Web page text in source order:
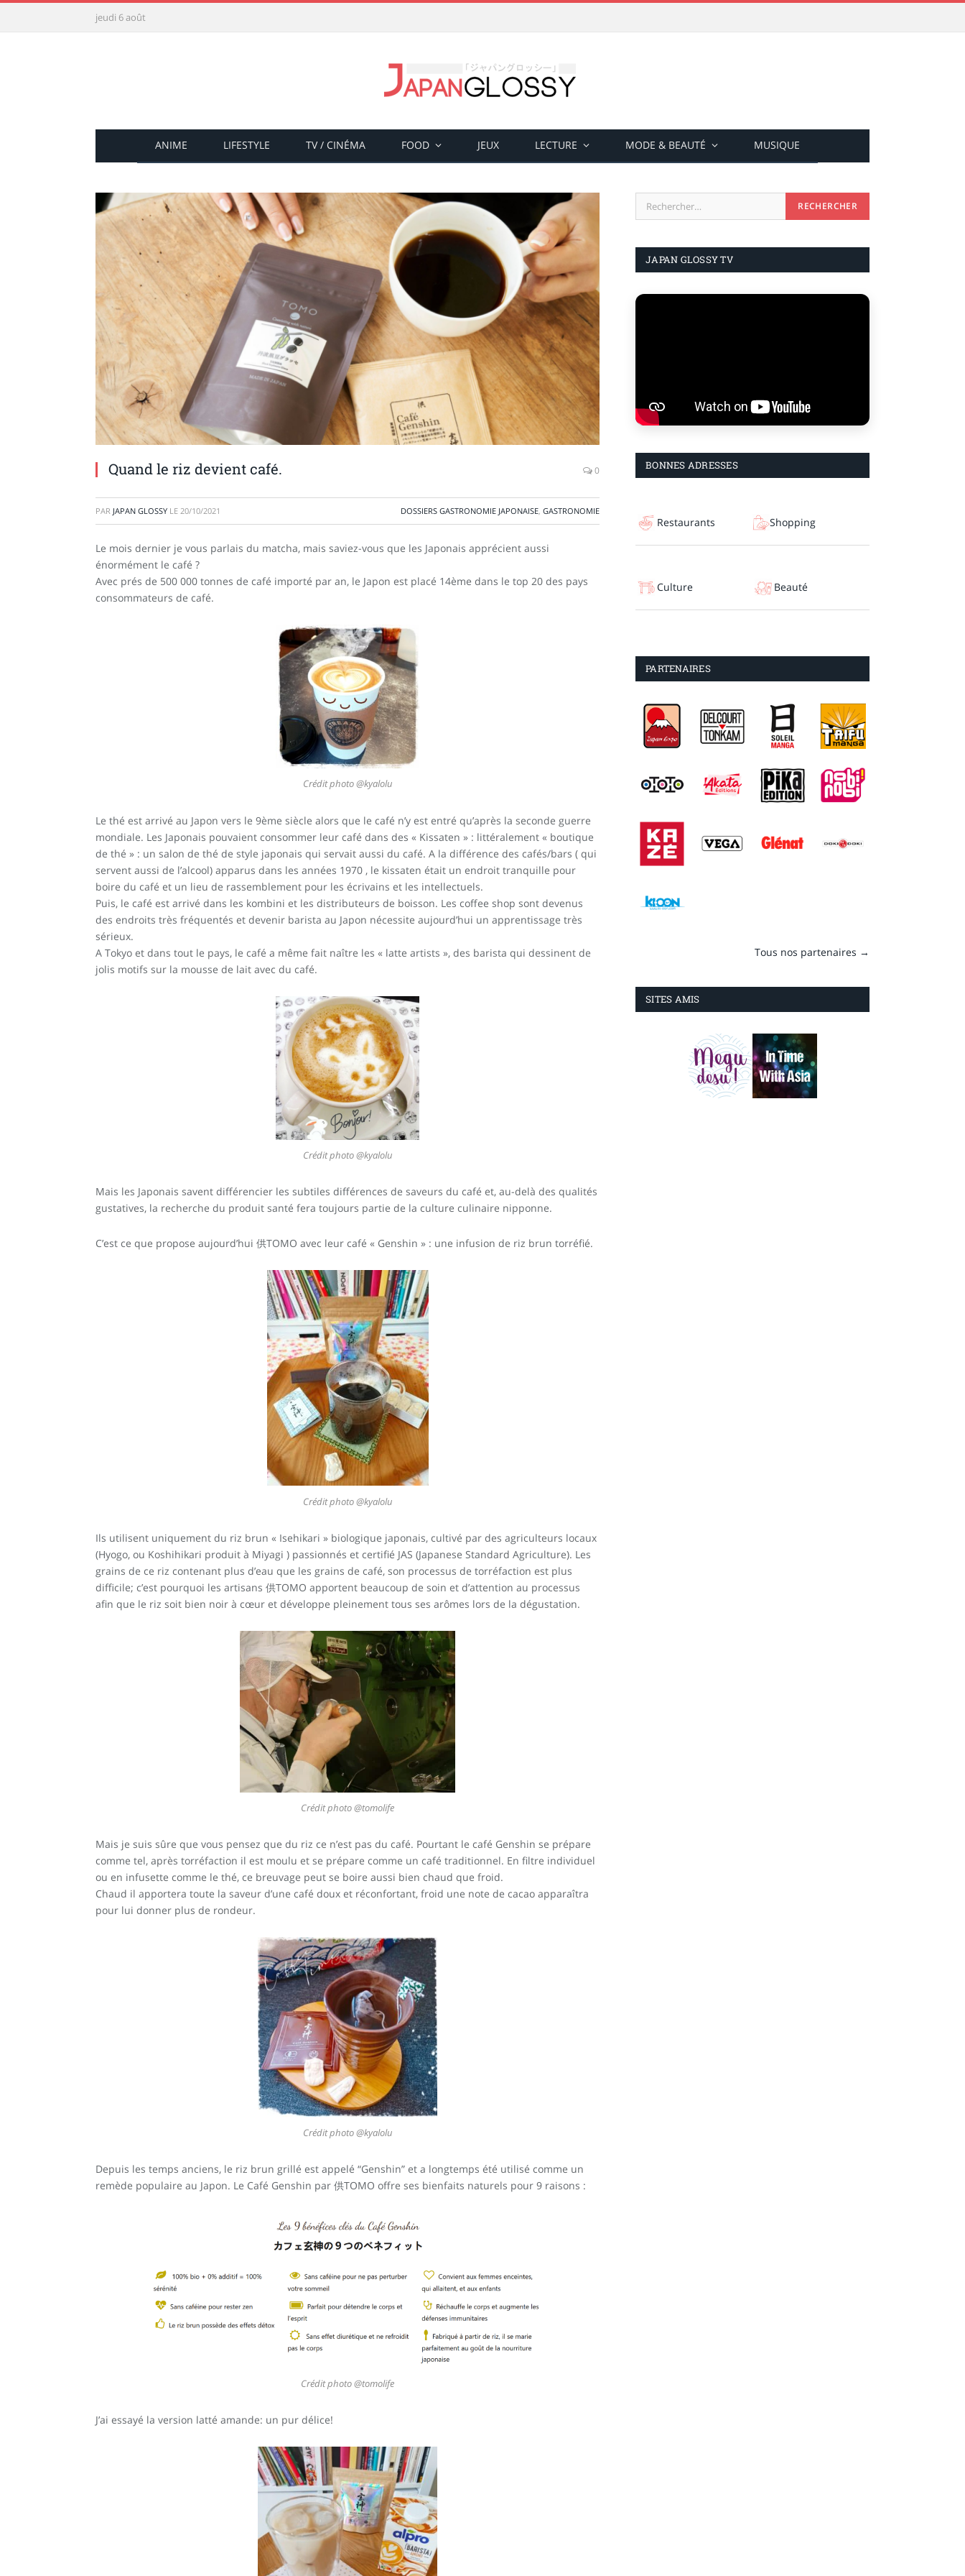
jeudi 6 août
ANIME LIFESTYLE TV / CINÉMA FOOD JEUX LECTURE MODE & BEAUTÉ MUSIQUE
Quand le riz devient café. 0
PAR JAPAN GLOSSY LE 20/10/2021 DOSSIERS GASTRONOMIE JAPONAISE, GASTRONOMIE
Le mois dernier je vous parlais du matcha, mais saviez-vous que les Japonais apprécient aussi
énormément le café ?
Avec prés de 500 000 tonnes de café importé par an, le Japon est placé 14ème dans le top 20 des pays
consommateurs de café.
Crédit photo @kyalolu
Le thé est arrivé au Japon vers le 9ème siècle alors que le café n’y est entré qu’après la seconde guerre
mondiale. Les Japonais pouvaient consommer leur café dans des « Kissaten » : littéralement « boutique
de thé » : un salon de thé de style japonais qui servait aussi du café. A la différence des cafés/bars ( qui
servent aussi de l’alcool) apparus dans les années 1970 , le kissaten était un endroit tranquille pour
boire du café et un lieu de rassemblement pour les écrivains et les intellectuels.
Puis, le café est arrivé dans les kombini et les distributeurs de boisson. Les coffee shop sont devenus
des endroits très fréquentés et devenir barista au Japon nécessite aujourd’hui un apprentissage très
sérieux.
A Tokyo et dans tout le pays, le café a même fait naître les « latte artists », des barista qui dessinent de
jolis motifs sur la mousse de lait avec du café.
Crédit photo @kyalolu
Mais les Japonais savent différencier les subtiles différences de saveurs du café et, au-delà des qualités
gustatives, la recherche du produit santé fera toujours partie de la culture culinaire nipponne.
C’est ce que propose aujourd’hui 供TOMO avec leur café « Genshin » : une infusion de riz brun torréfié.
Crédit photo @kyalolu
Ils utilisent uniquement du riz brun « Isehikari » biologique japonais, cultivé par des agriculteurs locaux
(Hyogo, ou Koshihikari produit à Miyagi ) passionnés et certifié JAS (Japanese Standard Agriculture). Les
grains de ce riz contenant plus d’eau que les grains de café, son processus de torréfaction est plus
difficile; c’est pourquoi les artisans 供TOMO apportent beaucoup de soin et d’attention au processus
afin que le riz soit bien noir à cœur et développe pleinement tous ses arômes lors de la dégustation.
Crédit photo @tomolife
Mais je suis sûre que vous pensez que du riz ce n’est pas du café. Pourtant le café Genshin se prépare
comme tel, après torréfaction il est moulu et se prépare comme un café traditionnel. En filtre individuel
ou en infusette comme le thé, ce breuvage peut se boire aussi bien chaud que froid.
Chaud il apportera toute la saveur d’une café doux et réconfortant, froid une note de cacao apparaîtra
pour lui donner plus de rondeur.
Crédit photo @kyalolu
Depuis les temps anciens, le riz brun grillé est appelé “Genshin” et a longtemps été utilisé comme un
remède populaire au Japon. Le Café Genshin par 供TOMO offre ses bienfaits naturels pour 9 raisons :
Crédit photo @tomolife
J’ai essayé la version latté amande: un pur délice!
JAPAN GLOSSY TV
BONNES ADRESSES
Restaurants Shopping
Culture Beauté
PARTENAIRES
Tous nos partenaires →
SITES AMIS